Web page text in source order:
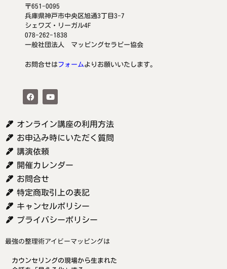
〒651-0095
兵庫県神戸市中央区旭通3丁目3-7
シェワズ・リーガル4F
078-262-1838
一般社団法人 マッピングセラピー協会
お問合せはフォームよりお願いいたします。
オンライン講座の利用方法
お申込み時にいただく質問
講演依頼
開催カレンダー
お問合せ
特定商取引上の表記
キャンセルポリシー
プライバシーポリシー
最強の整理術アイビーマッピングは
カウンセリングの現場から生まれた